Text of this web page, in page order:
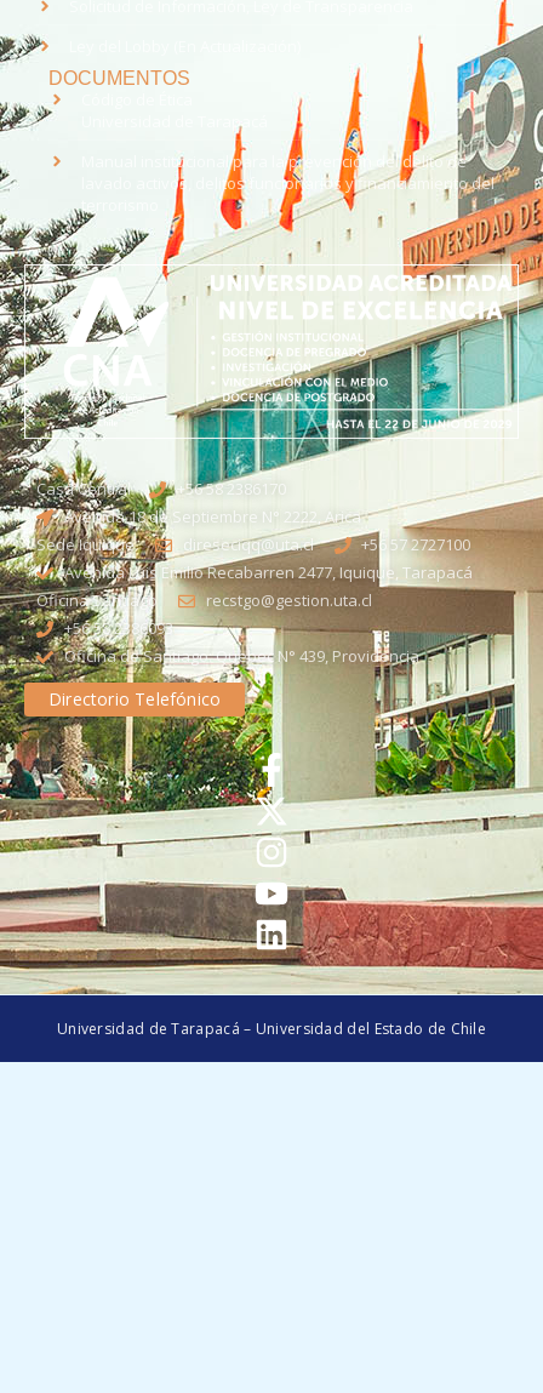
DOCUMENTOS
Universidad de Tarapacá
Manual institucional para la prevención del delito de
lavado activos, delitos funcionarios y financiamiento del
terrorismo
Casa Central
+56 58 2386170
Avenida 18 de Septiembre N° 2222, Arica
Sede Iquique
direseciqq@uta.cl
+56 57 2727100​
Avenida Luis Emilio Recabarren 2477, Iquique, Tarapacá
Oficina Santiago
recstgo@gestion.uta.cl
+56 58 2386093
Oficina de Santiago: Quebec N° 439, Providencia
Directorio Telefónico
Universidad de Tarapacá – Universidad del Estado de Chile